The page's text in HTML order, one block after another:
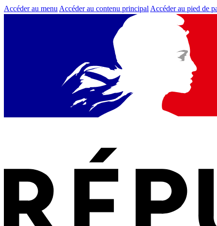
Accéder au menu Accéder au contenu principal Accéder au pied de